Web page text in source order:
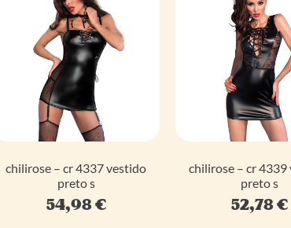
chilirose – cr 4337 vestido
preto s
54,98€
chilirose – cr 4339
preto s
52,78€